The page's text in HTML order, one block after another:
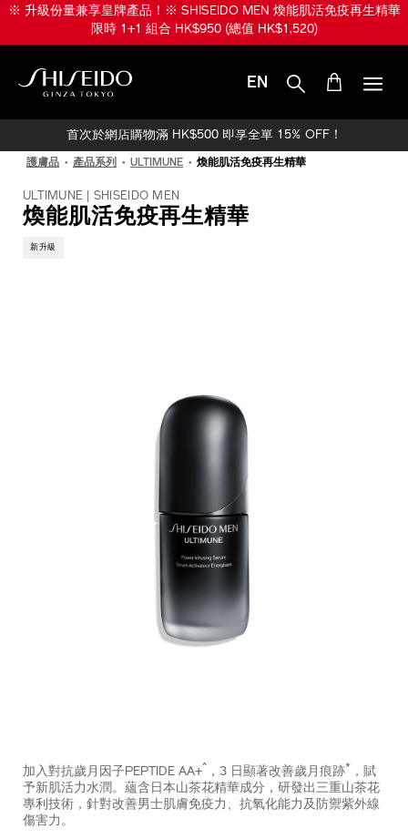
跳※ 升級份量兼享皇牌產品！※ SHISEIDO MEN 煥能肌活免疫再生精華
限時 1+1 組合 HK$950 (總值 HK$1,520)
EN
首次於網店購物滿 HK$500 即享全單 15% OFF！
護膚品 產品系列 ULTIMUNE 煥能肌活免疫再生精華
ULTIMUNE | SHISEIDO MEN
煥能肌活免疫再生精華
新升級
shiseido-
men-
10122845201_hk.html
編
號：
10122845201_hk
加入對抗歲月因子PEPTIDE AA+^ ，3 日顯著改善歲月痕跡*
，賦
予新肌活力水潤。蘊含日本山茶花精華成分，研發出三重山茶花
專利技術，針對改善男士肌膚免疫力、抗氧化能力及防禦紫外線
傷害力。